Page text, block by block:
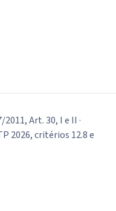
Art. 30, I e II ·
2026, critérios 12.8 e